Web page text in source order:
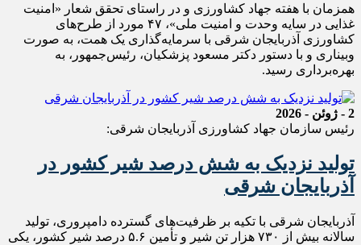
همزمان با هفته جهاد کشاورزی و در راستای تحقق شعار «امنیت
غذایی در سایه وحدت و امنیت ملی»، ۴۷ مورد از طرح‌های
کشاورزی آذربایجان شرقی با سرمایه‌گذاری یک همت، به صورت
وبیناری و با دستور دکتر مسعود پزشکیان، رئیس‌جمهور، به
بهره‌برداری رسید.
2 - ژوئن - 2026
رئیس سازمان جهاد کشاورزی آذربایجان شرقی:
تولید نزدیک به شش درصد شیر کشور در
آذربایجان شرقی
آذربایجان شرقی با تکیه بر ظرفیت‌های گسترده دامپروری، تولید
سالانه بیش از ۷۳۰ هزار تن شیر و تأمین ۵.۶ درصد شیر کشور، یکی